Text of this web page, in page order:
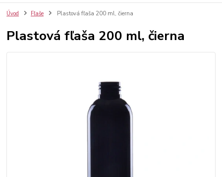
Úvod Fľaše Plastová fľaša 200 ml, čierna
Plastová fľaša 200 ml, čierna